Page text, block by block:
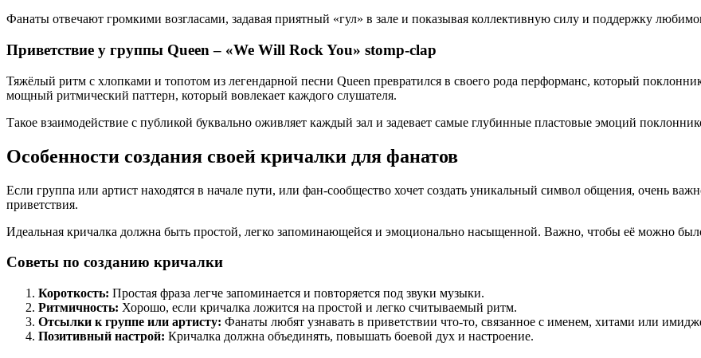
Фанаты отвечают громкими возгласами, задавая приятный «гул» в зале и показывая коллективную силу и поддержку
Приветствие у группы Queen – «We Will Rock You» stomp-clap
Тяжёлый ритм с хлопками и топотом из легендарной песни Queen превратился в своего рода перформанс, который
мощный ритмический паттерн, который вовлекает каждого слушателя.
Такое взаимодействие с публикой буквально оживляет каждый зал и задевает самые глубинные пластовые эмоций
Особенности создания своей кричалки для фанатов
Если группа или артист находятся в начале пути, или фан-сообщество хочет создать уникальный символ общения, очень
приветствия.
Идеальная кричалка должна быть простой, легко запоминающейся и эмоционально насыщенной. Важно, чтобы её можно
Советы по созданию кричалки
Короткость: Простая фраза легче запоминается и повторяется под звуки музыки.
Ритмичность: Хорошо, если кричалка ложится на простой и легко считываемый ритм.
Отсылки к группе или артисту: Фанаты любят узнавать в приветствии что-то, связанное с именем, хитами или
Позитивный настрой: Кричалка должна объединять, повышать боевой дух и настроение.